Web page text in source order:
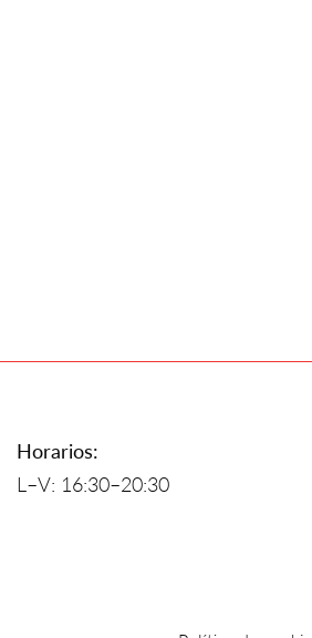
Horarios:
L–V: 16:30–20:30